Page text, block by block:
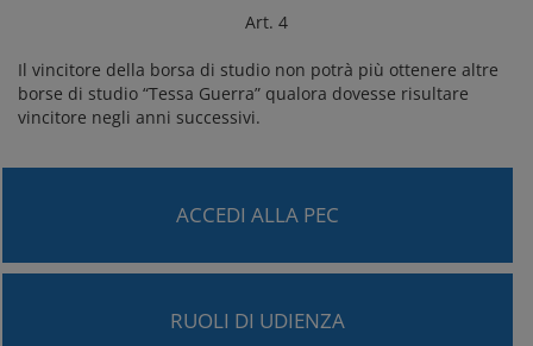
Art. 4
Il vincitore della borsa di studio non potrà più ottenere altre
borse di studio “Tessa Guerra” qualora dovesse risultare
vincitore negli anni successivi.
ACCEDI ALLA PEC
RUOLI DI UDIENZA